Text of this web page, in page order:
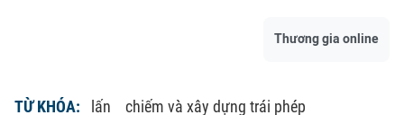
Thương gia online
TỪ KHÓA: lấn
chiếm và xây dựng trái phép